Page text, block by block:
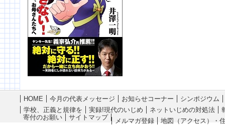
HOME 今月の代表メッセージ お知らせコーナー
シンポジウム
学校、正義と規律を
実録!現代のいじめ ネットいじめの対処法
寄付のお願い
サイトマップ メルマガ登録
地図（アクセス）・